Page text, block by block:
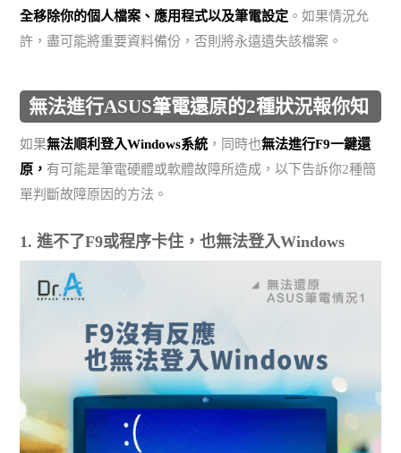
全移除你的個人檔案、應用程式以及筆電設定 。如果情況允
許，盡可能將重要資料備份，否則將永遠遺失該檔案。
無法進行ASUS筆電還原的2種狀況報你知
如果無法順利登入Windows系統 ，同時也無法進行F9一鍵還
原， 有可能是筆電硬體或軟體故障所造成，以下告訴你2種簡
單判斷故障原因的方法。
1. 進不了F9或程序卡住，也無法登入Windows